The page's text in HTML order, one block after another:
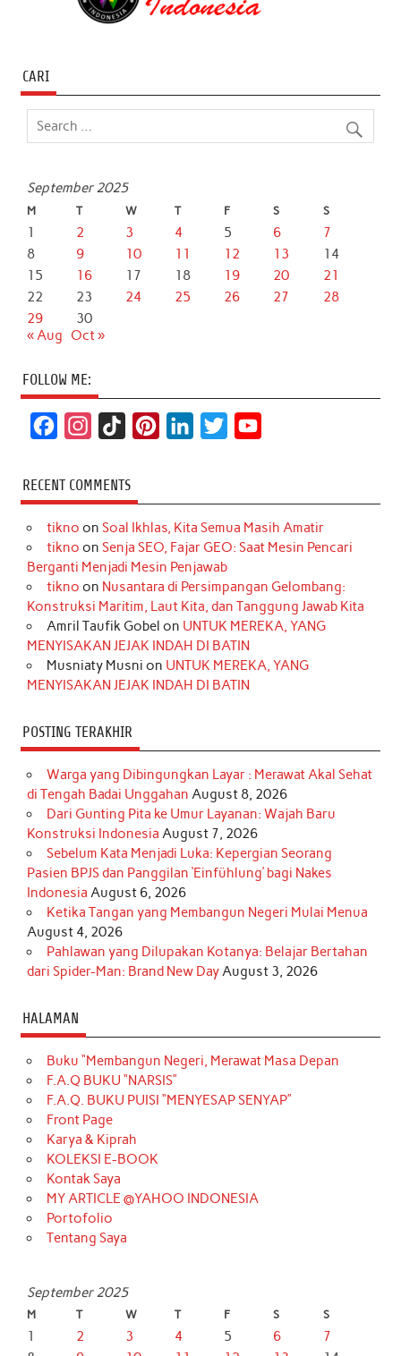
CARI
September 2025
M T W T F S S
1 2 3 4 5 6
7
8
9 10 11 12 13
14
15
16 17 18 19 20
21
22
23 24 25 26 27
28
29
30
« Aug
Oct »
FOLLOW ME:
c
e
b
o
k
s
t
a
r
a
m
k
T
o
k
t
e
r
e
s
t
k
e
d
I
n
t
t
r
T
u
e
RECENT COMMENTS
tikno on Soal Ikhlas, Kita Semua Masih Amatir
tikno on Senja SEO, Fajar GEO: Saat Mesin Pencari
Berganti Menjadi Mesin Penjawab
tikno on Nusantara di Persimpangan Gelombang:
Konstruksi Maritim, Laut Kita, dan Tanggung Jawab Kita
Amril Taufik Gobel on UNTUK MEREKA, YANG
MENYISAKAN JEJAK INDAH DI BATIN
Musniaty Musni on UNTUK MEREKA, YANG
MENYISAKAN JEJAK INDAH DI BATIN
POSTING TERAKHIR
Warga yang Dibingungkan Layar : Merawat Akal Sehat
di Tengah Badai Unggahan August 8, 2026
Dari Gunting Pita ke Umur Layanan: Wajah Baru
Konstruksi Indonesia August 7, 2026
Sebelum Kata Menjadi Luka: Kepergian Seorang
Pasien BPJS dan Panggilan ‘Einfühlung’ bagi Nakes
Indonesia August 6, 2026
Ketika Tangan yang Membangun Negeri Mulai Menua
August 4, 2026
Pahlawan yang Dilupakan Kotanya: Belajar Bertahan
dari Spider-Man: Brand New DayAugust 3, 2026
HALAMAN
Buku “Membangun Negeri, Merawat Masa Depan
F.A.Q BUKU “NARSIS”
F.A.Q. BUKU PUISI “MENYESAP SENYAP”
Front Page
Karya & Kiprah
KOLEKSI E-BOOK
Kontak Saya
MY ARTICLE @YAHOO INDONESIA
Portofolio
Tentang Saya
September 2025
M T W T F S S
1 2 3 4 5 6
7